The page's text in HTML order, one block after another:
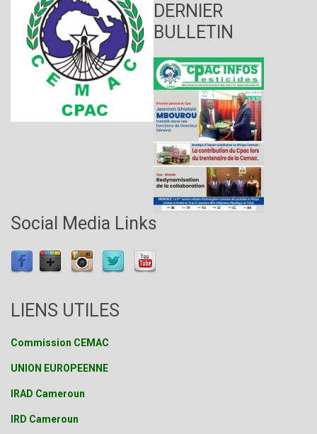
DERNIER
BULLETIN
Social Media Links
LIENS UTILES
Commission CEMAC
UNION EUROPEENNE
IRAD Cameroun
IRD Cameroun